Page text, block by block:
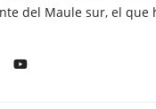
del Maule sur, el